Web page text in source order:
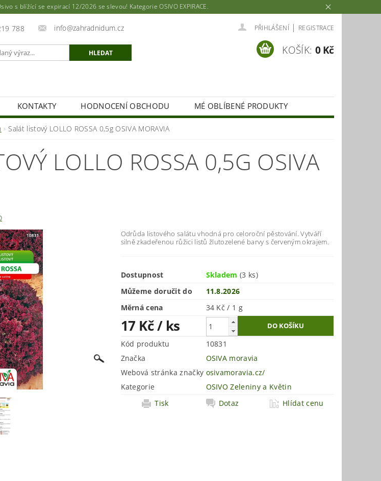
s blížící se expirací 12/2026 se slevou! Kategorie OSIVO EXPIRACE.
788 info@zahradnidum.cz PŘIHLÁŠENÍ | REGISTRACE
KOŠÍK: 0 Kč
KONTAKTY HODNOCENÍ OBCHODU MÉ OBLÍBENÉ PRODUKTY
Salát listový LOLLO ROSSA 0,5g OSIVA MORAVIA
LOLLO ROSSA 0,5G OSIVA
Odrůda listového salátu vhodná pro celoroční pěstování. Vytváří
silně zkadeřenou růžici listů žlutozelené barvy s červeným okrajem.
Dostupnost Skladem(3 ks)
Můžeme doručit do
11.8.2026
Měrná cena
34 Kč / 1 g
17 Kč/ ks
Kód produktu
10831
Značka
OSIVA moravia
Webová stránka značky osivamoravia.cz/
Kategorie
OSIVO Zeleniny a Květin
Tisk
Dotaz Hlídat cenu